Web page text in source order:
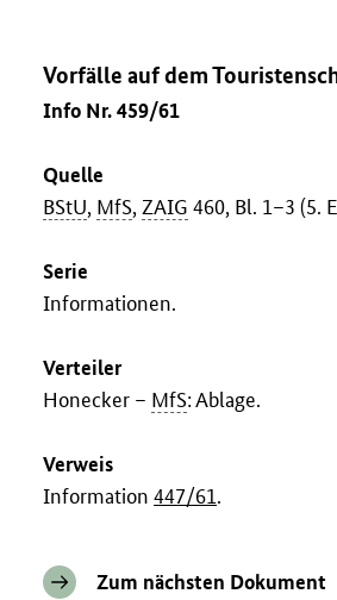
Vorfälle auf dem
Info Nr. 459/61
Quelle
BStU, MfS,ZAIG 460, Bl. 1–3 (5.
Serie
Informationen.
Verteiler
Honecker – MfS: Ablage.
Verweis
Information447/61.
Zum nächsten Dokument